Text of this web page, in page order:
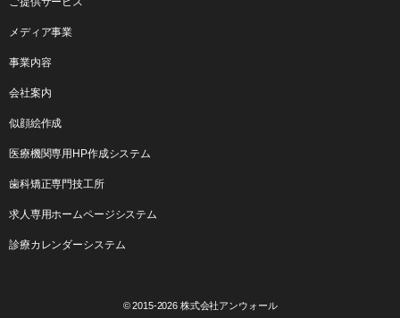
メディア事業
事業内容
会社案内
似顔絵作成
医療機関専用HP作成システム
歯科矯正専門技工所
求人専用ホームページシステム
診療カレンダーシステム
© 2015-2026 株式会社アンウォール